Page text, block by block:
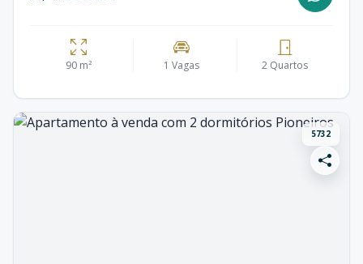
90 m² 1 Vagas 2 Quartos
5732